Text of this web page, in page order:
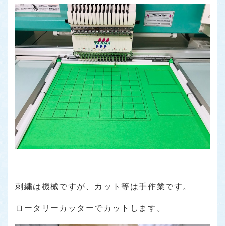
刺繍は機械ですが、カット等は手作業です。
ロータリーカッターでカットします。